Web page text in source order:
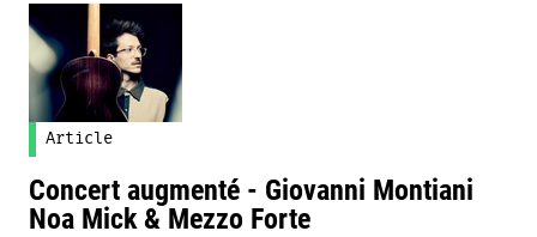
Article
Concert augmenté - Giovanni Montiani
Noa Mick & Mezzo Forte